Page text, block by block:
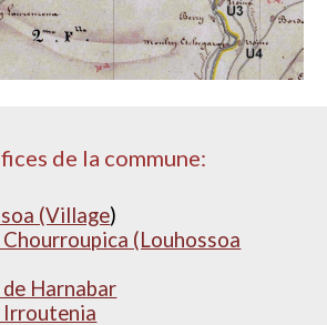
de la commune:
(Village)
(Louhossoa
Harnabar